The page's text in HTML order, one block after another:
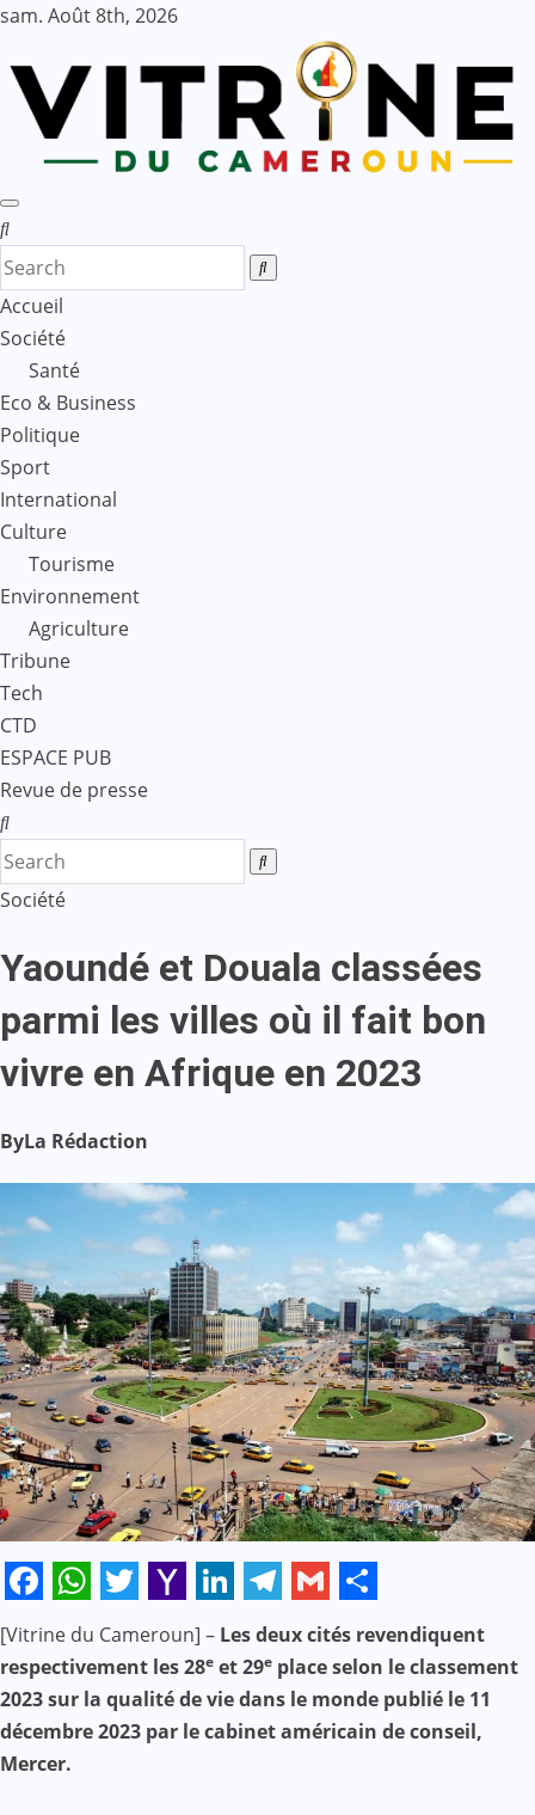
Skip
content
sam. Août 8th, 2026
Accueil
Société
Santé
Eco & Business
Politique
Sport
International
Culture
Tourisme
Environnement
Agriculture
Tribune
Tech
CTD
ESPACE PUB
Revue de presse
Société
Yaoundé et Douala classées
parmi les villes où il fait bon
vivre en Afrique en 2023
ByLa Rédaction
Facebook
WhatsApp
Twitter
Yahoo
Mail
LinkedIn
Telegram
Gmail
Share
[Vitrine du Cameroun] – Les deux cités revendiquent
respectivement les 28e et 29e place selon le classement
2023 sur la qualité de vie dans le monde publié le 11
décembre 2023 par le cabinet américain de conseil,
Mercer.